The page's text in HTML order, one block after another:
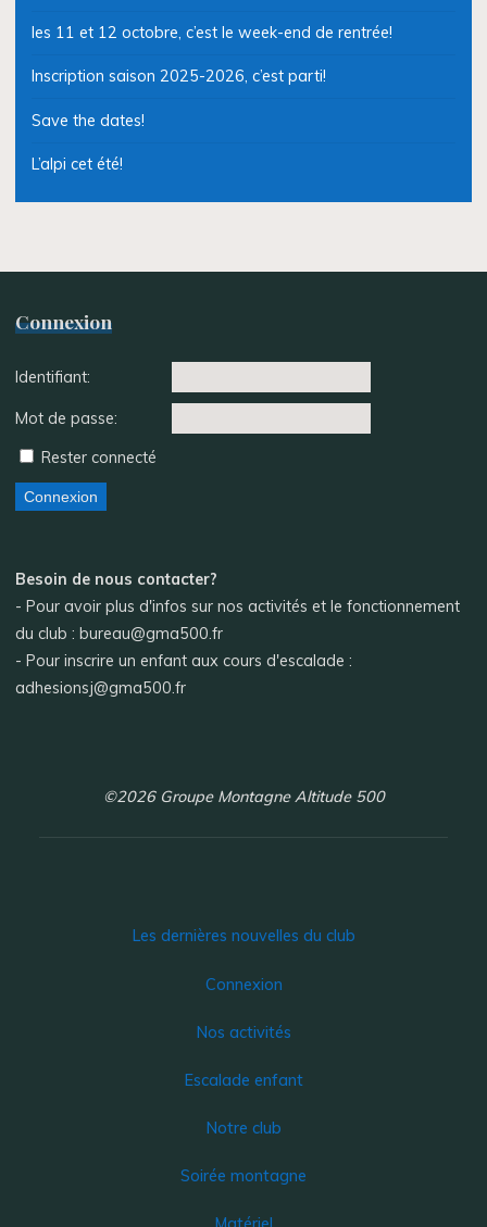
les 11 et 12 octobre, c’est le week-end de rentrée!
Inscription saison 2025-2026, c’est parti!
Save the dates!
L’alpi cet été!
Connexion
Identifiant:
Mot de passe:
Rester connecté
Connexion
Besoin de nous contacter?
- Pour avoir plus d'infos sur nos activités et le fonctionnement
du club : bureau@gma500.fr
- Pour inscrire un enfant aux cours d'escalade :
adhesionsj@gma500.fr
©2026 Groupe Montagne Altitude 500
Les dernières nouvelles du club
Connexion
Nos activités
Escalade enfant
Notre club
Soirée montagne